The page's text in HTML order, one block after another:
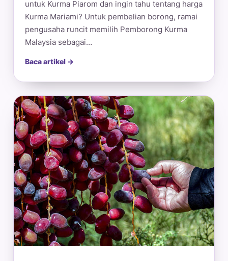
untuk Kurma Piarom dan ingin tahu tentang harga
Kurma Mariami? Untuk pembelian borong, ramai
pengusaha runcit memilih Pemborong Kurma
Malaysia sebagai…
Baca artikel →